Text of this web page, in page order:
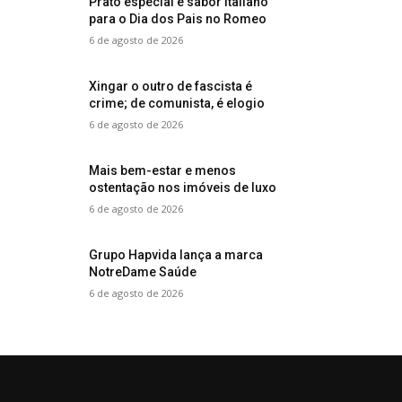
para o Dia dos Pais no Romeo
6 de agosto de 2026
Xingar o outro de fascista é
crime; de comunista, é elogio
6 de agosto de 2026
Mais bem-estar e menos
ostentação nos imóveis de luxo
6 de agosto de 2026
Grupo Hapvida lança a marca
NotreDame Saúde
6 de agosto de 2026